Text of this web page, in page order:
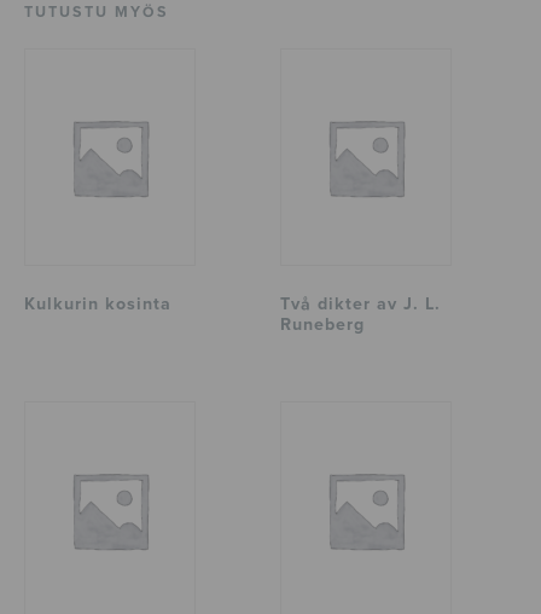
TUTUSTU MYÖS
Kulkurin kosinta
Två dikter av J. L.
Runeberg